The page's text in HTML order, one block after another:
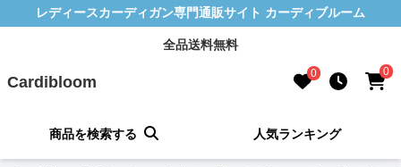
レディースカーディガン専門通販サイト カーディブルーム
全品送料無料
Cardibloom 0 0
商品を検索する 人気ランキング